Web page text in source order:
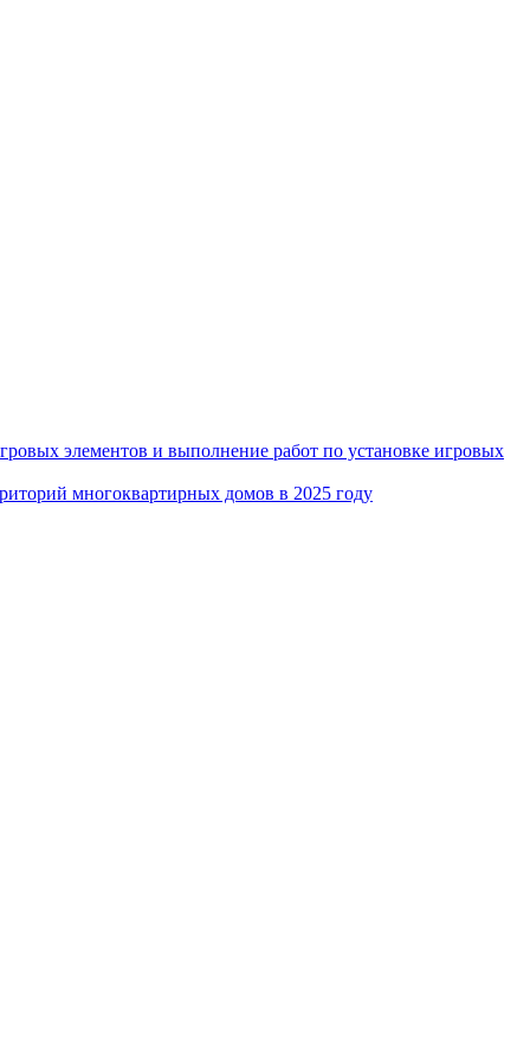
элементов и выполнение работ по установке игровых
многоквартирных домов в 2025 году